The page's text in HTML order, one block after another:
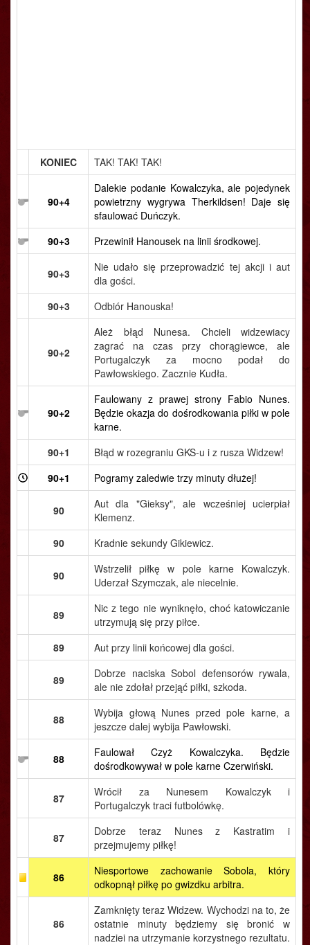
KONIEC TAK! TAK! TAK!
90+4
Dalekie podanie Kowalczyka, ale pojedynek
powietrzny wygrywa Therkildsen! Daje się
sfaulować Duńczyk.
90+3
Przewinił Hanousek na linii środkowej.
90+3
Nie udało się przeprowadzić tej akcji i aut
dla gości.
90+3
Odbiór Hanouska!
90+2
Ależ błąd Nunesa. Chcieli widzewiacy
zagrać na czas przy chorągiewce, ale
Portugalczyk za mocno podał do
Pawłowskiego. Zacznie Kudła.
90+2
Faulowany z prawej strony Fabio Nunes.
Będzie okazja do dośrodkowania piłki w pole
karne.
90+1
Błąd w rozegraniu GKS-u i z rusza Widzew!
90+1
Pogramy zaledwie trzy minuty dłużej!
90
Aut dla "Gieksy", ale wcześniej ucierpiał
Klemenz.
90
Kradnie sekundy Gikiewicz.
90
Wstrzelił piłkę w pole karne Kowalczyk.
Uderzał Szymczak, ale niecelnie.
89
Nic z tego nie wyniknęło, choć katowiczanie
utrzymują się przy piłce.
89
Aut przy linii końcowej dla gości.
89
Dobrze naciska Sobol defensorów rywala,
ale nie zdołał przejąć piłki, szkoda.
88
Wybija głową Nunes przed pole karne, a
jeszcze dalej wybija Pawłowski.
88
Faulował Czyż Kowalczyka. Będzie
dośrodkowywał w pole karne Czerwiński.
87
Wrócił za Nunesem Kowalczyk i
Portugalczyk traci futbolówkę.
87
Dobrze teraz Nunes z Kastratim i
przejmujemy piłkę!
86
Niesportowe zachowanie Sobola, który
odkopnął piłkę po gwizdku arbitra.
86
Zamknięty teraz Widzew. Wychodzi na to, że
ostatnie minuty będziemy się bronić w
nadziei na utrzymanie korzystnego rezultatu.